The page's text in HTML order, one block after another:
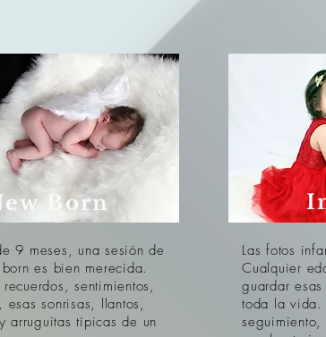
Born
9 meses, una sesión de
es bien merecida.
sentimientos,
esas sonrisas, llantos,
arruguitas típicas de un
Las fotos
Cualquier
guardar
toda la vida.